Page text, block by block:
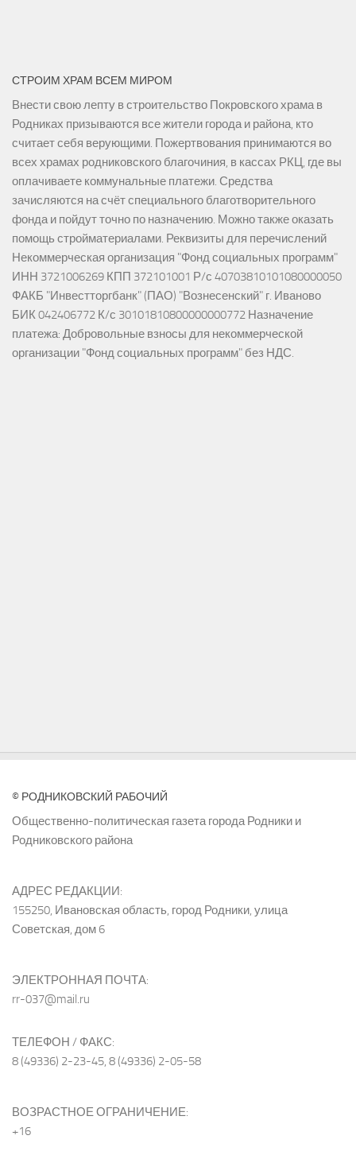
СТРОИМ ХРАМ ВСЕМ МИРОМ
Внести свою лепту в строительство Покровского храма в
Родниках призываются все жители города и района, кто
считает себя верующими. Пожертвования принимаются во
всех храмах родниковского благочиния, в кассах РКЦ, где вы
оплачиваете коммунальные платежи. Средства
зачисляются на счёт специального благотворительного
фонда и пойдут точно по назначению. Можно также оказать
помощь стройматериалами. Реквизиты для перечислений
Некоммерческая организация "Фонд социальных программ"
ИНН 3721006269 КПП 372101001 Р/с 40703810101080000050
ФАКБ "Инвестторгбанк" (ПАО) "Вознесенский" г. Иваново
БИК 042406772 К/с 30101810800000000772 Назначение
платежа: Добровольные взносы для некоммерческой
организации "Фонд социальных программ" без НДС.
© РОДНИКОВСКИЙ РАБОЧИЙ
Общественно-политическая газета города Родники и
Родниковского района
АДРЕС РЕДАКЦИИ:
155250, Ивановская область, город Родники, улица
Советская, дом 6
ЭЛЕКТРОННАЯ ПОЧТА:
rr-037@mail.ru
ТЕЛЕФОН / ФАКС:
8 (49336) 2-23-45, 8 (49336) 2-05-58
ВОЗРАСТНОЕ ОГРАНИЧЕНИЕ:
+16